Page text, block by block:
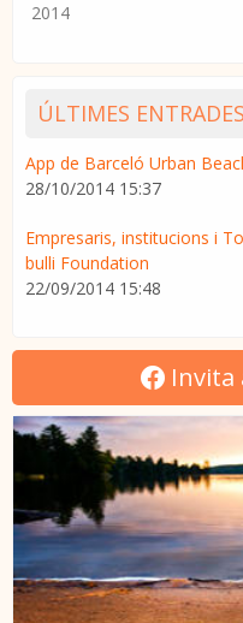
2014
ÚLTIMES ENTRADES
App de Barceló Urban
28/10/2014 15:37
Empresaris, institucions i
bulli Foundation
22/09/2014 15:48
Invita